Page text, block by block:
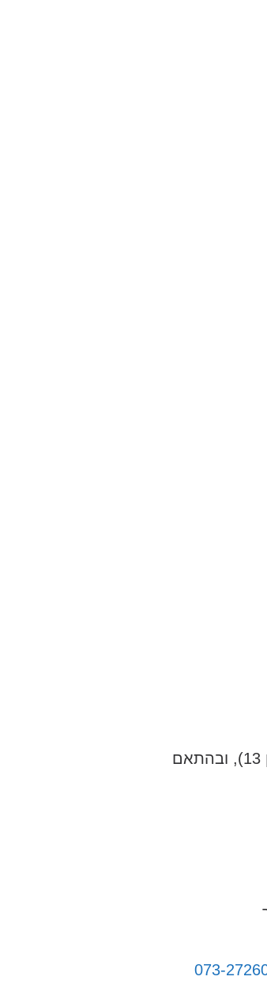
אני מאשר/ת כי ידוע לי שהפרטים שמסרתי יישמרו ויעובדו בהתאם לחוק הגנת הפרטיות, התשמ"א–1981 (כולל תיקון 13), ובהתאם